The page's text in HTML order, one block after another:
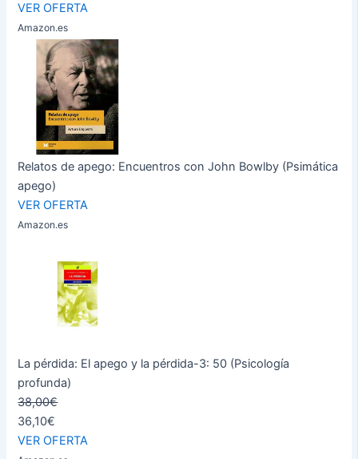
VER OFERTA
Amazon.es
Relatos de apego: Encuentros con John Bowlby (Psimática
apego)
VER OFERTA
Amazon.es
La pérdida: El apego y la pérdida-3: 50 (Psicología
profunda)
38,00€
36,10€
VER OFERTA